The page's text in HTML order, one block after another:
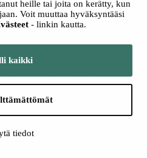
heille tai joita on kerätty, kun
Voit muuttaa hyväksyntääsi
- linkin kautta.
kaikki
tiedot
Jaana Virtaseen (puh. 050 329